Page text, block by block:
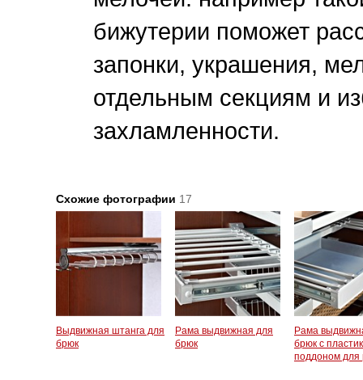
бижутерии поможет
запонки, украшения,
отдельным секциям и
захламленности.
Схожие фотографии 17
Выдвижная штанга для
брюк
Рама выдвижная для
брюк
Рама
брюк с
поддоном для